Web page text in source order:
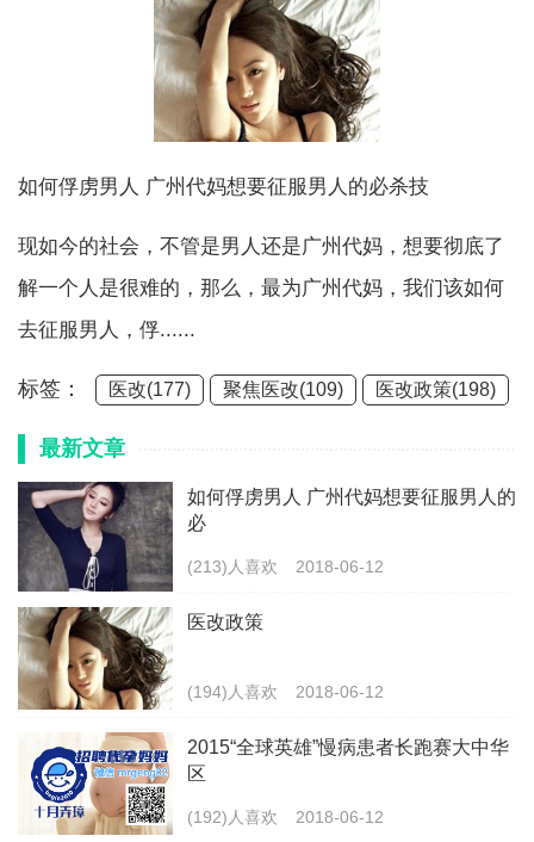
如何俘虏男人 广州代妈想要征服男人的必杀技
现如今的社会，不管是男人还是广州代妈，想要彻底了
解一个人是很难的，那么，最为广州代妈，我们该如何
去征服男人，俘......
标签： 医改(177) 聚焦医改(109) 医改政策(198)
最新文章
如何俘虏男人 广州代妈想要征服男人的
必
(213)人喜欢 2018-06-12
医改政策
(194)人喜欢 2018-06-12
2015“全球英雄”慢病患者长跑赛大中华
区
(192)人喜欢 2018-06-12